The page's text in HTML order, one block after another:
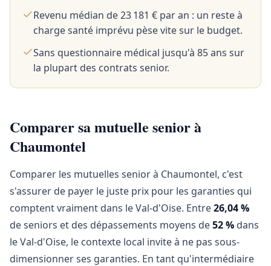
Revenu médian de 23 181 € par an : un reste à
charge santé imprévu pèse vite sur le budget.
Sans questionnaire médical jusqu'à 85 ans sur
la plupart des contrats senior.
Comparer sa mutuelle senior à
Chaumontel
Comparer les mutuelles senior à Chaumontel, c'est
s'assurer de payer le juste prix pour les garanties qui
comptent vraiment dans le Val-d'Oise. Entre26,04 %
de seniors et des dépassements moyens de52 % dans
le Val-d'Oise, le contexte local invite à ne pas sous-
dimensionner ses garanties. En tant qu'intermédiaire